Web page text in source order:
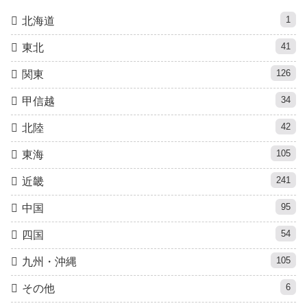
北海道 1
東北 41
関東 126
甲信越 34
北陸 42
東海 105
近畿 241
中国 95
四国 54
九州・沖縄 105
その他 6